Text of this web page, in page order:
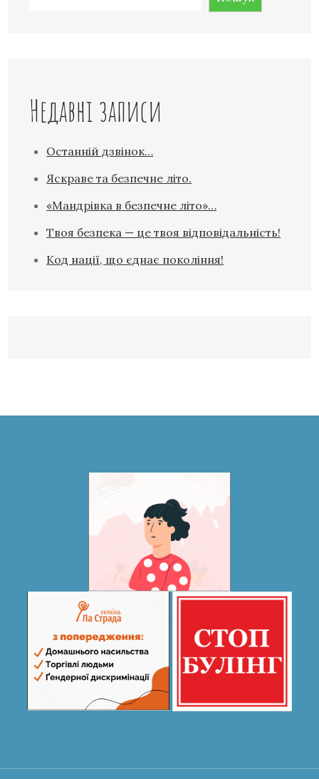
Недавні записи
Останній дзвінок…
Яскраве та безпечне літо.
«Мандрівка в безпечне літо»…
Твоя безпека — це твоя відповідальність!
Код нації, що єднає покоління!